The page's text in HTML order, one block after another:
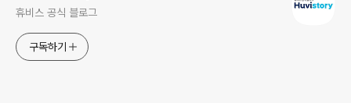
휴비스 공식 블로그
구독하기